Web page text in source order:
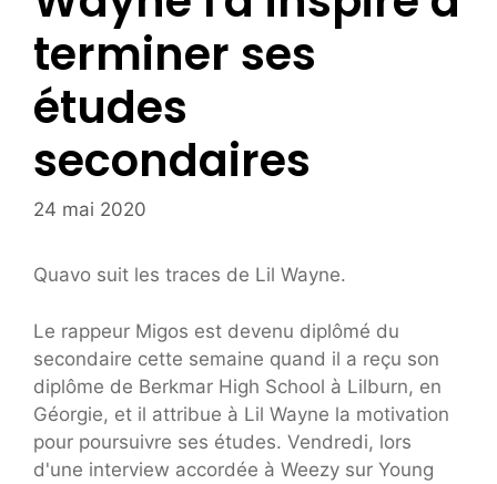
terminer ses
études
secondaires
24 mai 2020
Quavo suit les traces de Lil Wayne.
Le rappeur Migos est devenu diplômé du
secondaire cette semaine quand il a reçu son
diplôme de Berkmar High School à Lilburn, en
Géorgie, et il attribue à Lil Wayne la motivation
pour poursuivre ses études. Vendredi, lors
d'une interview accordée à Weezy sur Young